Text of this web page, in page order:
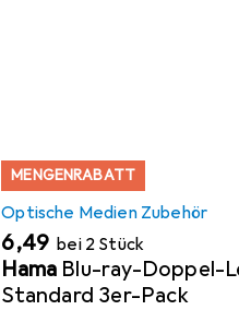
MENGENRABATT
Optische Medien Zubehör
EUR
6,49 bei 2 Stück
Hama Blu-ray-Doppel-
Standard 3er-Pack